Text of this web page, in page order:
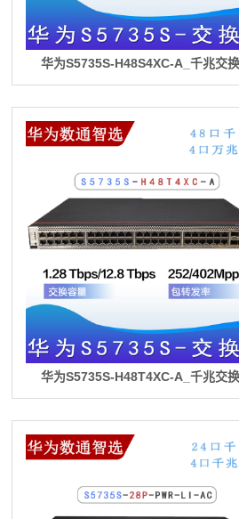
华为S5735S-H48S4XC-A_千兆交
华为S5735S-H48T4XC-A_千兆交